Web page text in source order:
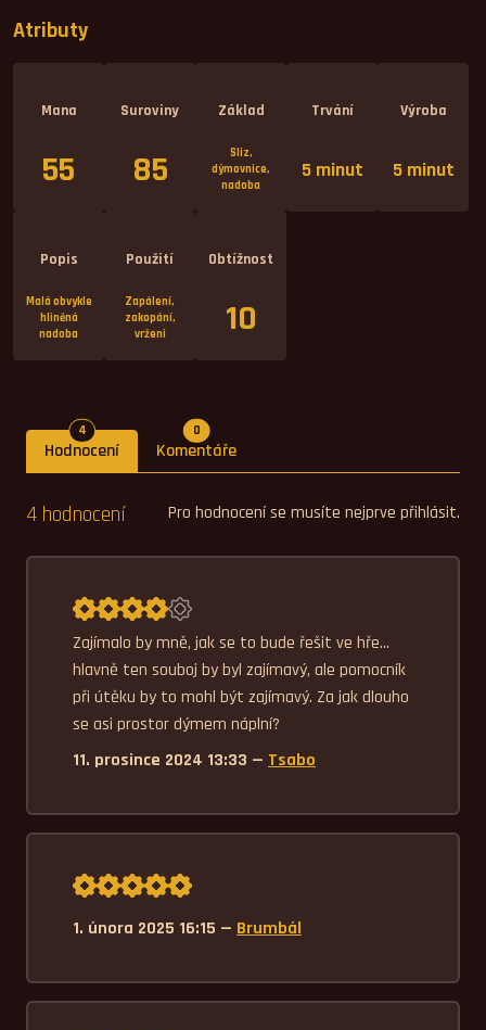
Atributy
Mana
55
Suroviny
85
Základ
Sliz,
dýmovnice,
nadoba
Trvání
5 minut
Výroba
5 minut
Popis
Malá obvykle
hliněná
nadoba
Použití
Zapálení,
zakopání,
vrženi
Obtížnost
10
Hodnocení
4Počet hodnocení
Komentáře
0Počet komentářů
Pro hodnocení se musíte nejprve přihlásit.
4 hodnocení
Průměrné hodnocení 4,0.
Zajímalo by mně, jak se to bude řešit ve hře...
hlavně ten souboj by byl zajímavý, ale pomocník
při útěku by to mohl být zajímavý. Za jak dlouho
se asi prostor dýmem náplní?
11. prosince 2024 13:33 — Tsabo
Průměrné hodnocení 5,0.
1. února 2025 16:15 — Brumbál